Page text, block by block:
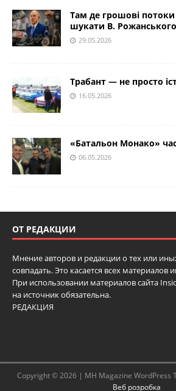
Там де грошові
шукати В. Рожанського
29.05.2026
Трабант — не просто
16.05.2026
«Батальон Монако»
06.05.2026
ОТ РЕДАКЦИИ
Мнение авторов и редакции о тех или
совпадать. Это касается всех материалов
При использовании материалов сайта
на источник обязательна.
РЕДАКЦИЯ
Copyright © 2026 | MH Magazine WordPress
Веб розробка